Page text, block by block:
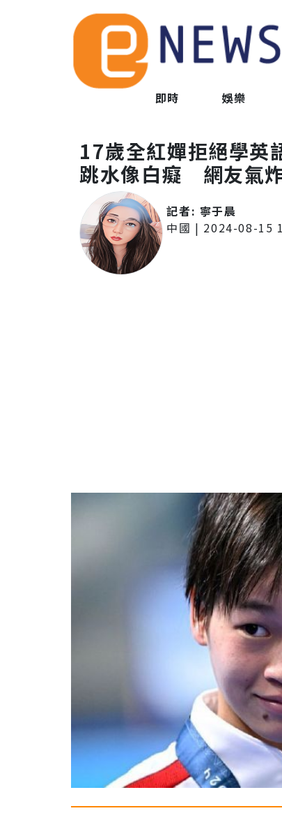
即時 娛樂
17歲全紅嬋拒絕學英
跳水像白癡 網友氣
記者: 寧于晨
中國 | 2024-08-15